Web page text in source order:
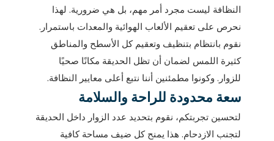
النظافة ليست مجرد أمر مهم، بل هي ضرورية. لهذا
نحرص على تعقيم الألعاب الهوائية والمعدات باستمرار.
نقوم بانتظام بتنظيف وتعقيم كل الأسطح والمناطق
كثيرة اللمس لضمان أن تظل الحديقة مكانًا صحيًا
للزوار. وكونوا مطمئنين أننا نتبع أعلى معايير النظافة.
سعة محدودة للراحة والسلامة
لتحسين تجربتكم، نقوم بتحديد عدد الزوار داخل الحديقة
لتجنب الازدحام. هذا يمنح كل ضيف مساحة كافية